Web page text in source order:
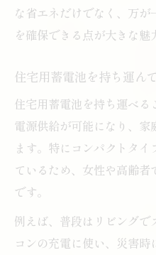
な省エネだけでなく、万
を確保できる点が大きな魅
住宅用蓄電池を持ち運ん
住宅用蓄電池を持ち運べ
電源供給が可能になり、家
ます。特にコンパクトタ
ているため、女性や高齢者
です。
例えば、普段はリビングで
コンの充電に使い、災害